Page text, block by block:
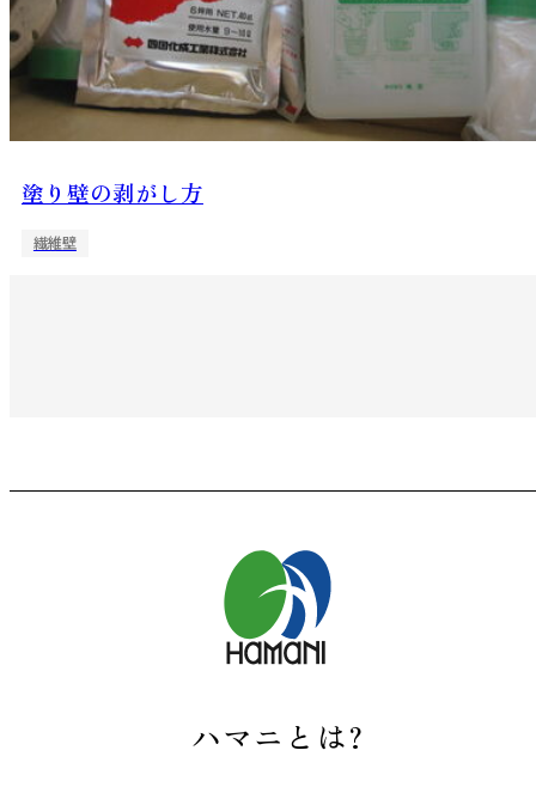
塗り壁の剥がし方
繊維壁
ハマニとは?